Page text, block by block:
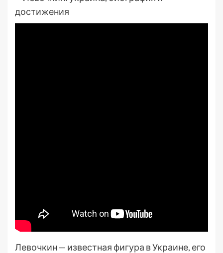
Левочкин — известная фигура в Украине, его